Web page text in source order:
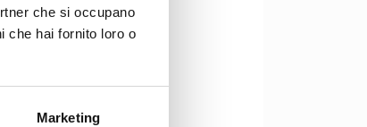
che si occupano
che hai fornito loro o
Marketing